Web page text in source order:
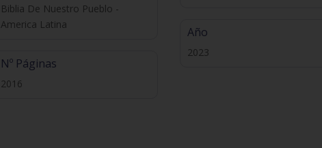
Biblia De Nuestro Pueblo -
America Latina
Nº Páginas
2016
Año
2023